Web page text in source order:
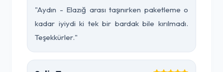
"Aydın - Elazığ arası taşınırken paketleme o
kadar iyiydi ki tek bir bardak bile kırılmadı.
Teşekkürler."